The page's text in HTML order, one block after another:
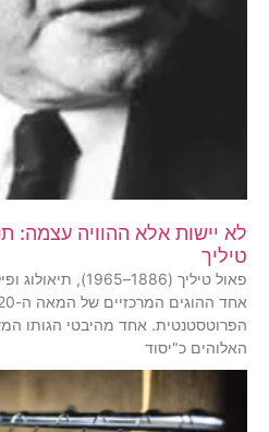
לא יישות אלא ההוויה עצמה:
טיליך
פאול טיליך
הפרוטסטנטית. אחד מהיבטי הגותו
האלוהים כ"יסוד